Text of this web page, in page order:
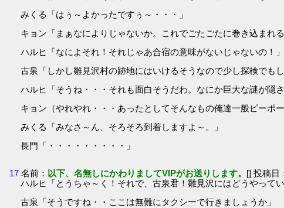
みくる「はぅ～よかったですぅ～・・・」
キョン「まぁなによりじゃないか。これでごたごたに巻き込まれ
ハルヒ「なによそれ！それじゃあ合宿の意味がないじゃないの！」
古泉「しかし雛見沢村の跡地にはいけるそうなので少し探検でもし
ハルヒ「そうね・・・それも面白そうだわ。なにか巨大な謎が隠
キョン（やれやれ・・・あったとしてそんなもの俺達一般ピーポ
みくる「みなさ～ん、そろそろ到着しますよ～。」
長門「・・・・・・・・・」
17 名前： 以下、名無しにかわりましてVIPがお送りします。 [] 投稿日
ハルヒ「とうちゃ～く！それで、古泉君！雛見沢にはどうやってい
古泉「そうですね・・ここは無難にタクシーで行きましょうか」